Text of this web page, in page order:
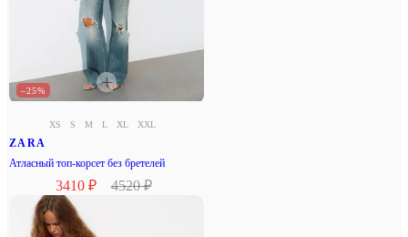
–25%
XS S M L XL XXL
ZARA
Атласный топ-корсет без бретелей
3410 ₽ 4520 ₽